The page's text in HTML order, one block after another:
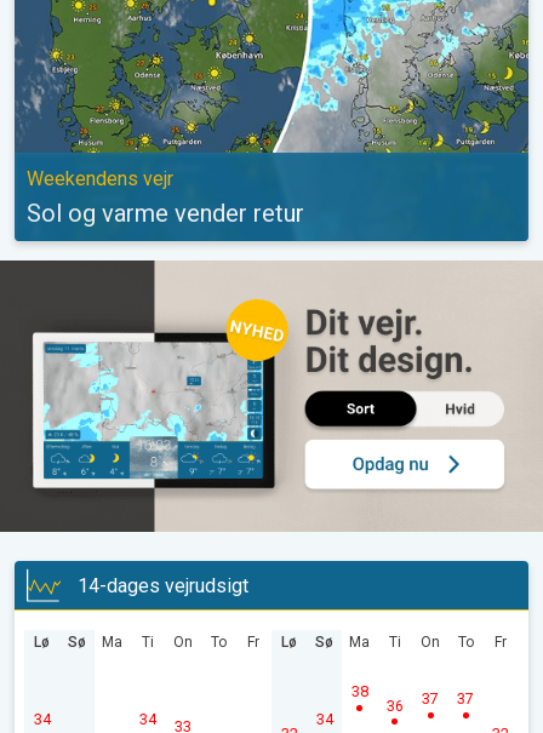
Weekendens vejr
Sol og varme vender retur
14-dages vejrudsigt
Lø
34
Sø Ma Ti
34
On
33
To Fr Lø Sø
34
Ma
38
Ti
36
On
37
To
37
Fr